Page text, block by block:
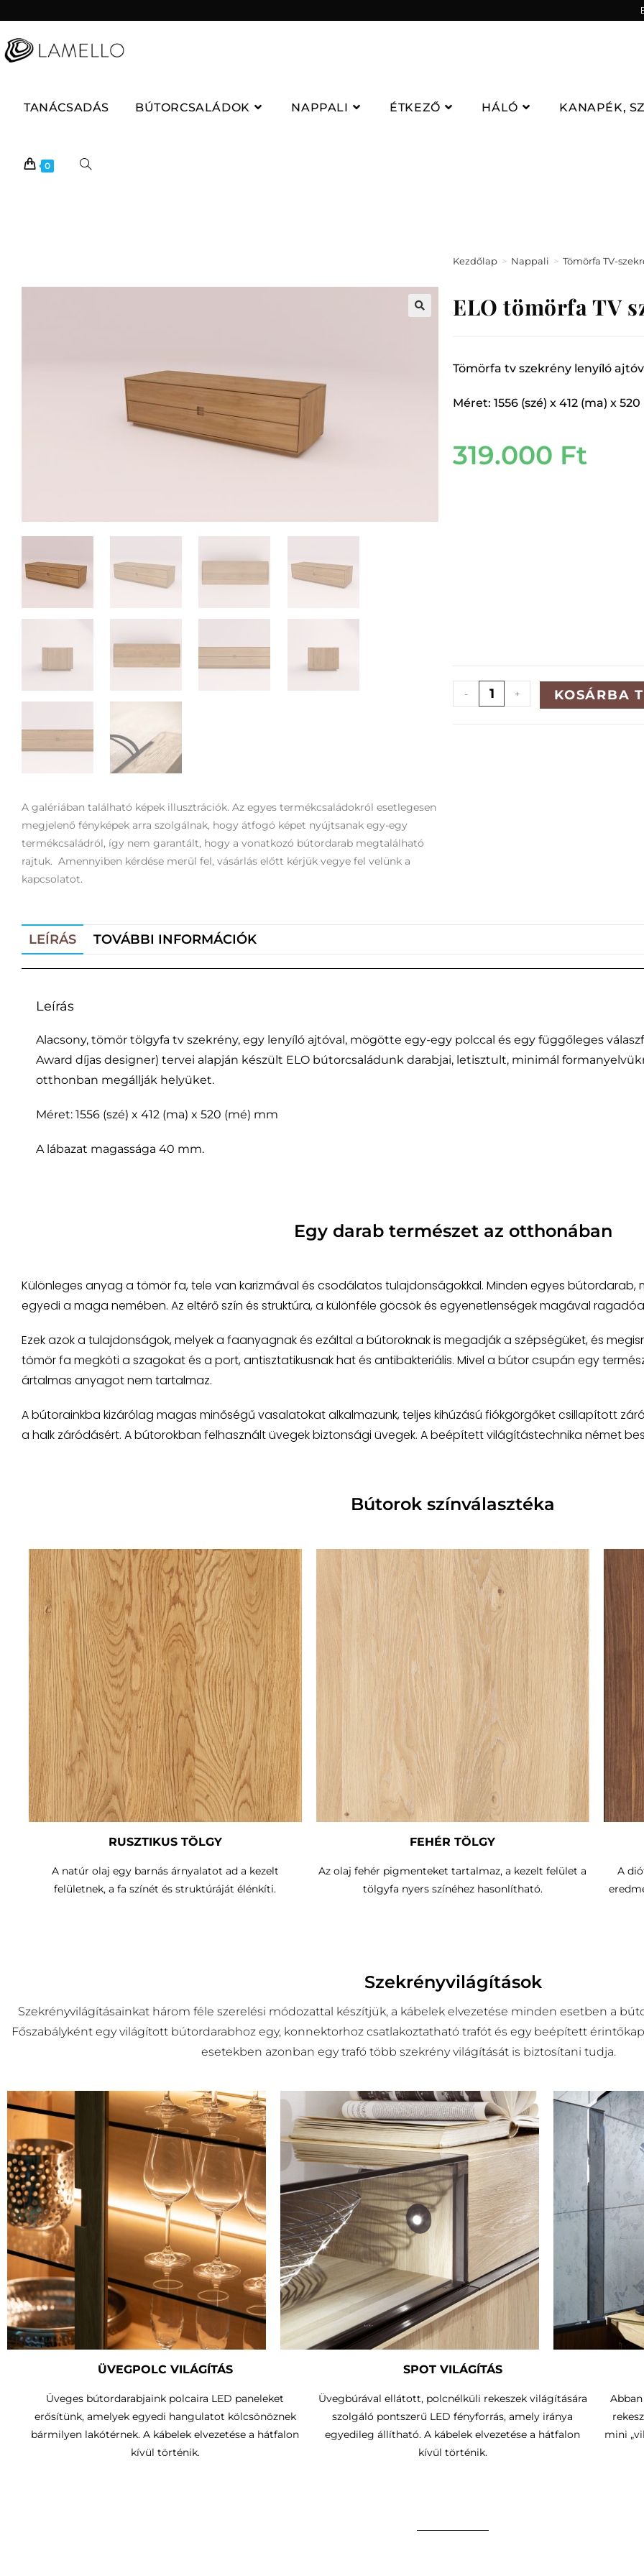
TANÁCSADÁS BÚTORCSALÁDOK NAPPALI ÉTKEZŐ HÁLÓ KANAPÉK,
0
Kezdőlap > Nappali > Tömörfa TV-
ELO tömörfa TV
A galériában található képek illusztrációk. Az egyes termékcsaládokról esetlegesen
megjelenő fényképek arra szolgálnak, hogy átfogó képet nyújtsanak egy-egy
termékcsaládról, így nem garantált, hogy a vonatkozó bútordarab megtalálható
rajtuk. Amennyiben kérdése merül fel, vásárlás előtt kérjük vegye fel velünk a
kapcsolatot.
Tömörfa tv szekrény lenyíló
Méret: 1556 (szé) x 412 (ma) x
319.000 Ft
- + KOSÁRBA
LEÍRÁS TOVÁBBI INFORMÁCIÓK
Leírás
Alacsony, tömör tölgyfa tv szekrény, egy lenyíló ajtóval, mögötte egy-egy polccal és egy függőleges
Award díjas designer) tervei alapján készült ELO bútorcsaládunk darabjai, letisztult, minimál
otthonban megállják helyüket.
Méret: 1556 (szé) x 412 (ma) x 520 (mé) mm
A lábazat magassága 40 mm.
Egy darab természet az otthonában
Különleges anyag a tömör fa, tele van karizmával és csodálatos tulajdonságokkal. Minden egyes bútordarab,
egyedi a maga nemében. Az eltérő szín és struktúra, a különféle göcsök és egyenetlenségek magával
Ezek azok a tulajdonságok, melyek a faanyagnak és ezáltal a bútoroknak is megadják a szépségüket, és
tömör fa megköti a szagokat és a port, antisztatikusnak hat és antibakteriális. Mivel a bútor csupán egy
ártalmas anyagot nem tartalmaz.
A bútorainkba kizárólag magas minőségű vasalatokat alkalmazunk, teljes kihúzású fiókgörgőket csillapított
a halk záródásért. A bútorokban felhasznált üvegek biztonsági üvegek. A beépített világítástechnika német
Bútorok színválasztéka
RUSZTIKUS TÖLGY
A natúr olaj egy barnás árnyalatot ad a kezelt
felületnek, a fa színét és struktúráját élénkíti.
FEHÉR TÖLGY
Az olaj fehér pigmenteket tartalmaz, a kezelt felület a
tölgyfa nyers színéhez hasonlítható.
A
Szekrényvilágítások
Szekrényvilágításainkat három féle szerelési módozattal készítjük, a kábelek elvezetése minden esetben a
Főszabályként egy világított bútordarabhoz egy, konnektorhoz csatlakoztatható trafót és egy beépített
esetekben azonban egy trafó több szekrény világítását is biztosítani tudja.
ÜVEGPOLC VILÁGÍTÁS
Üveges bútordarabjaink polcaira LED paneleket
erősítünk, amelyek egyedi hangulatot kölcsönöznek
bármilyen lakótérnek. A kábelek elvezetése a hátfalon
kívül történik.
SPOT VILÁGÍTÁS
Üvegbúrával ellátott, polcnélküli rekeszek világítására
szolgáló pontszerű LED fényforrás, amely iránya
egyedileg állítható.A kábelek elvezetése a hátfalon
kívül történik.
mini